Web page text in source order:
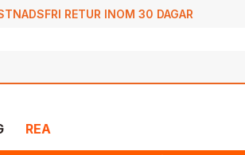
RETUR INOM 30 DAGAR
REA